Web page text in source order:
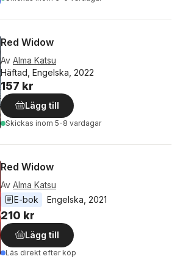
Red Widow
Av Alma Katsu
Häftad, Engelska, 2022
157 kr
Lägg till
Skickas inom 5-8 vardagar
Red Widow
Av Alma Katsu
E-bok
Engelska 2021
210 kr
Lägg till
Läs direkt efter köp